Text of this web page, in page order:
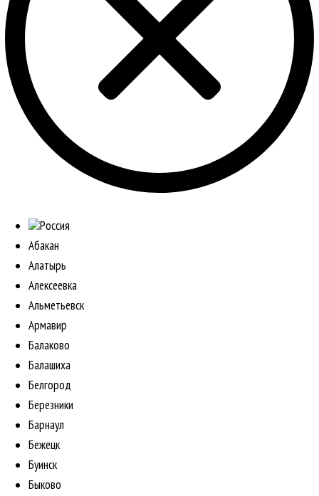
Россия
Абакан
Алатырь
Алексеевка
Альметьевск
Армавир
Балаково
Балашиха
Белгород
Березники
Барнаул
Бежецк
Буинск
Быково